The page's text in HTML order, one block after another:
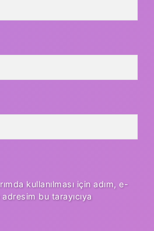
kullanılması için adım, e-
bu tarayıcıya